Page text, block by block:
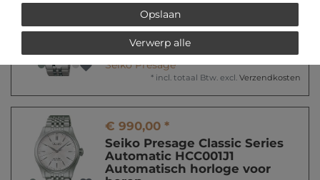
€ 1650,00 *
Seiko Presage Classic Series
Automatic - Craftsmanship
SPB537J1 Unisex horloge
Seiko Presage
* incl. totaal Btw. excl. Verzendkosten
€ 990,00 *
Seiko Presage Classic Series
Automatic HCC001J1
Automatisch horloge voor
Opslaan
Verwerp alle